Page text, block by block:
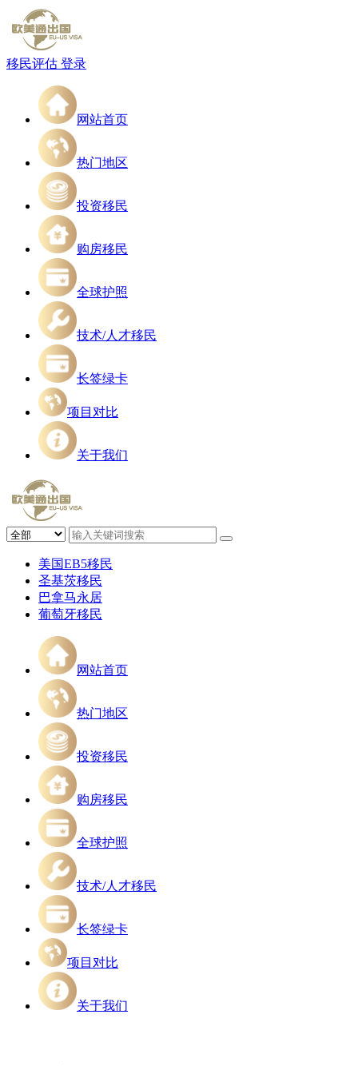
移民评估 登录
网站首页
热门地区
投资移民
购房移民
全球护照
技术/人才移民
长签绿卡
项目对比
关于我们
美国EB5移民
圣基茨移民
巴拿马永居
葡萄牙移民
网站首页
热门地区
投资移民
购房移民
全球护照
技术/人才移民
长签绿卡
项目对比
关于我们